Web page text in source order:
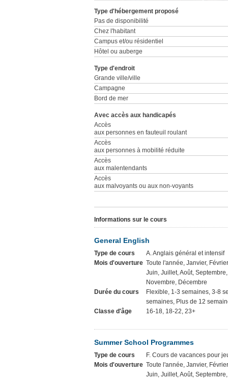
Type d'hébergement proposé
Pas de disponibilité
Chez l'habitant
Campus et/ou résidentiel
Hôtel ou auberge
Type d'endroit
Grande ville/ville
Campagne
Bord de mer
Avec accès aux handicapés
Accès
aux personnes en fauteuil roulant
Accès
aux personnes à mobilité réduite
Accès
aux malentendants
Accès
aux malvoyants ou aux non-voyants
Informations sur le cours
General English
Type de cours
A. Anglais général et intensif
Mois d'ouverture Toute l'année, Janvier,
Juin, Juillet, Août,
Novembre, Décembre
Durée du cours
Flexible, 1-3 semaines, 3-8
semaines, Plus de 12
Classe d'âge
16-18, 18-22, 23+
Summer School Programmes
Type de cours
F. Cours de vacances pour
Mois d'ouverture Toute l'année, Janvier,
Juin, Juillet, Août,